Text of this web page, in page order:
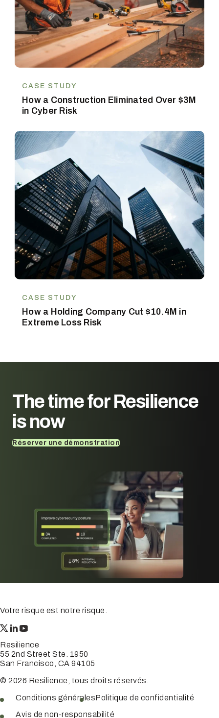
CASE STUDY
How a Construction Eliminated Over $3M
in Cyber Risk
CASE STUDY
How a Holding Company Cut $10.4M in
Extreme Loss Risk
The time forResilience
is now
Réserver une démonstration
Votre risque est notre risque.
Resilience
55 2nd Street Ste. 1950
San Francisco, CA 94105
© 2026 Resilience, tous droits réservés.
Conditions généralesPolitique de confidentialité
Avis de non-responsabilité